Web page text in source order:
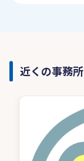
近くの事務所